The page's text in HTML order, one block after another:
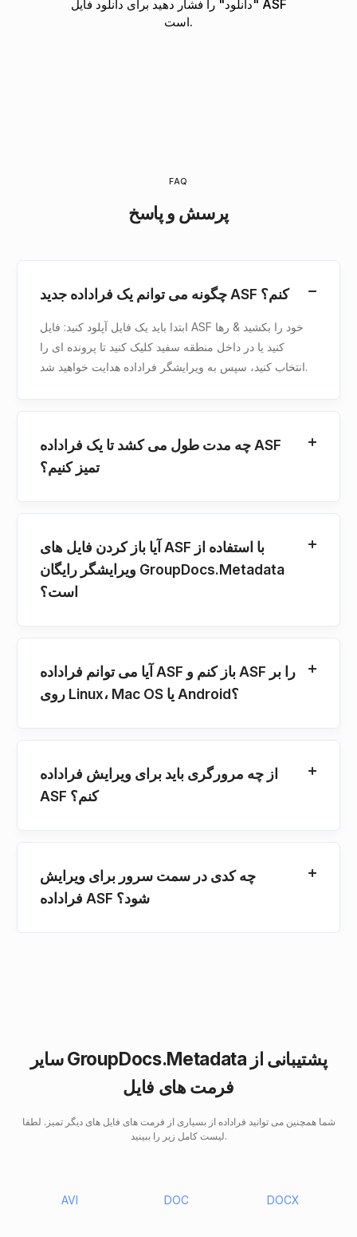
"دانلود" را فشار دهید برای دانلود فایل ASF
است.
FAQ
پرسش و پاسخ
چگونه می توانم یک فراداده جدید ASF کنم؟
ابتدا باید یک فایل آپلود کنید: فایل ASF خود را بکشید & رها
کنید یا در داخل منطقه سفید کلیک کنید تا پرونده ای را
انتخاب کنید، سپس به ویرایشگر فراداده هدایت خواهید شد.
چه مدت طول می کشد تا یک فراداده ASF
تمیز کنیم؟
آیا باز کردن فایل های ASF با استفاده از
ویرایشگر رایگان GroupDocs.Metadata
است؟
آیا می توانم فراداده ASF باز کنم و ASF را بر
روی Linux، Mac OS یا Android؟
از چه مرورگری باید برای ویرایش فراداده
ASF کنم؟
چه کدی در سمت سرور برای ویرایش
فراداده ASF شود؟
سایر GroupDocs.Metadata پشتیبانی از
فرمت های فایل
شما همچنین می توانید فراداده از بسیاری از فرمت های فایل های دیگر تمیز. لطفا
لیست کامل زیر را ببینید.
AVI DOC DOCX